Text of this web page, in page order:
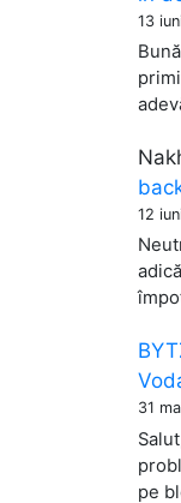
13
12
31
pe